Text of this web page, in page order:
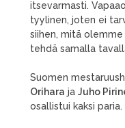
itsevarmasti.
tyylinen, joten ei
siihen, mitä
tehdä samalla
Suomen
Orihara ja Juho
osallistui kaksi paria.